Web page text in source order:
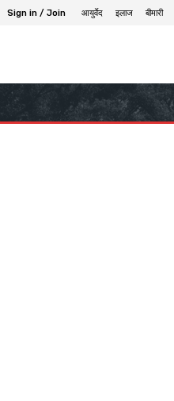
Sign in / Join आयुर्वेद इलाज बीमारी